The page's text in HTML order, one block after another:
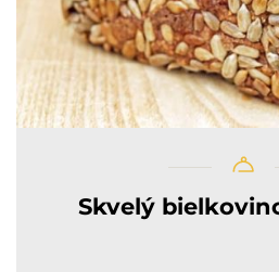
Skvelý